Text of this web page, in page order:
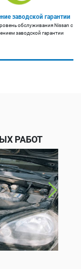
заводской гарантии
обслуживания Nissan с
заводской гарантии
РАБОТ